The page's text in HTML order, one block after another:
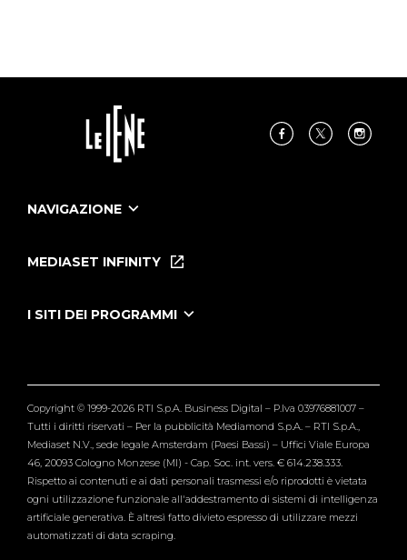
NAVIGAZIONE
Le Iene Presentano Inside
Tutti i servizi
MEDIASET INFINITY
I SITI DEI PROGRAMMI
Verissimo
Copyright © 1999-2026 RTI S.p.A. Business Digital – P.Iva 03976881007 –
Tutti i diritti riservati – Per la pubblicità Mediamond S.p.A. – RTI S.p.A.,
Mediaset N.V., sede legale Amsterdam (Paesi Bassi) – Uffici Viale Europa
46, 20093 Cologno Monzese (MI) - Cap. Soc. int. vers. € 614.238.333.
Rispetto ai contenuti e ai dati personali trasmessi e/o riprodotti è vietata
ogni utilizzazione funzionale all'addestramento di sistemi di intelligenza
artificiale generativa. È altresì fatto divieto espresso di utilizzare mezzi
automatizzati di data scraping.